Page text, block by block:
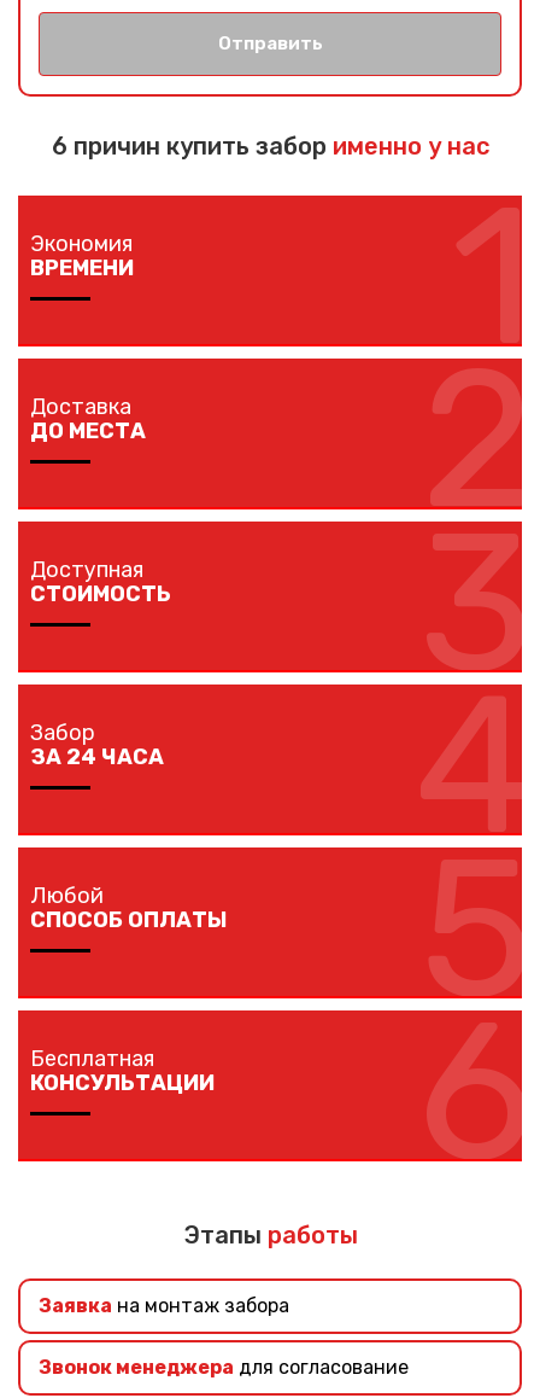
Отправить
6 причин купить забор именно у нас
1
Экономия
ВРЕМЕНИ
зависимости от длины забора, способа монтажа и
наличия ворот и калиток.
2
Доставка
ДО МЕСТА
Мы доставляем комплектующие забора на любой
объект в вашем городе в кратчайшие сроки
собственным транспортом.
3
Доступная
СТОИМОСТЬ
решений по конкурентной цене.
4
Забор
ЗА 24 ЧАСА
протяженностью до 40 метров за один рабочий день.5
Любой
СПОСОБ ОПЛАТЫ
способом: наличными, банковской карточкой,
безналичным расчетом.
6
Бесплатная
КОНСУЛЬТАЦИИ
учитывая ваши требования и финансовые
Этапы работы
Заявка на монтаж забора
Звонок менеджера для согласование